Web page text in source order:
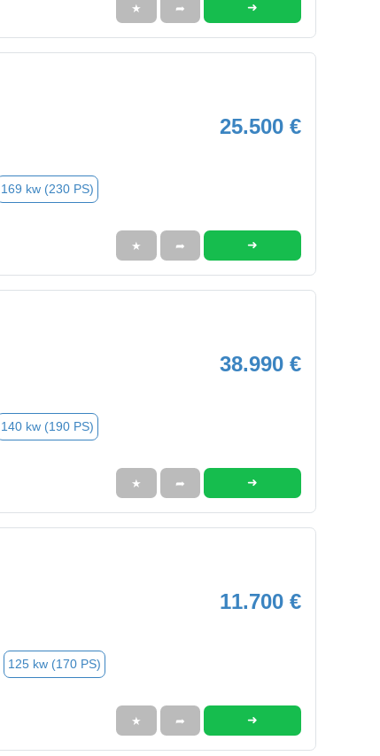
★ ➦ ➜
25.500 €
169 kw (230 PS)
★ ➦ ➜
38.990 €
140 kw (190 PS)
★ ➦ ➜
11.700 €
125 kw (170 PS)
★ ➦ ➜